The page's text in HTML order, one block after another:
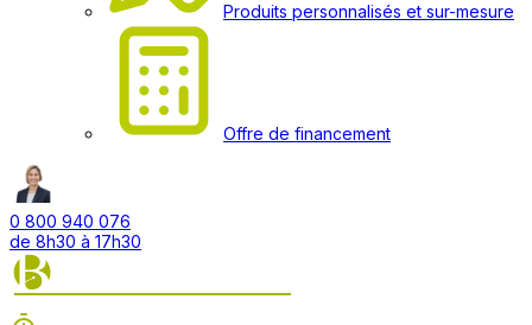
Produits personnalisés et sur-mesure
Offre de financement
0 800 940 076
de 8h30 à 17h30